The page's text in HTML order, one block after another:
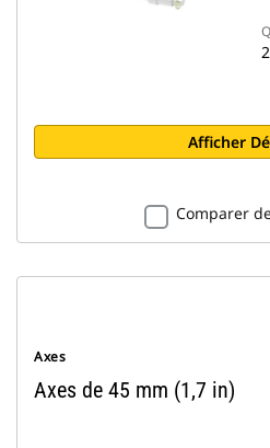
2
Afficher
Comparer
Axes
Axes de 45 mm (1,7 in)